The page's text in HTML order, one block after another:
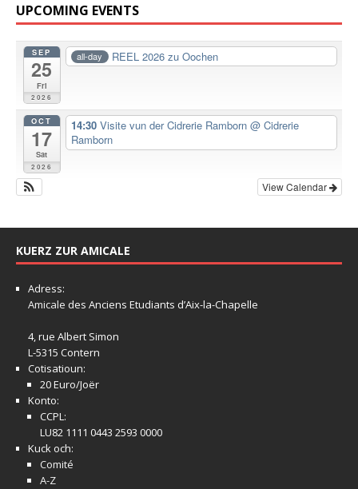
UPCOMING EVENTS
SEP
25
Fri
2026
all-day REEL 2026 zu Oochen
OCT
17
Sat
2026
14:30 Visite vun der Cidrerie Ramborn @ Cidrerie
Ramborn
View Calendar
KUERZ ZUR AMICALE
Adress:
Amicale des Anciens Etudiants d’Aix-la-Chapelle
4, rue Albert Simon
L-5315 Contern
Cotisatioun:
20 Euro/Joër
Konto:
CCPL:
LU82 1111 0443 2593 0000
Kuck och:
Comité
A-Z